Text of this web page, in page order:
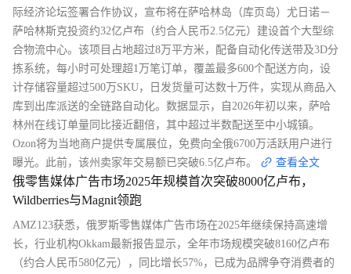
际经济论坛签署合作协议，宣布将在萨哈林岛（库页岛）尤日诺－
萨哈林斯克投资约32亿卢布（约合人民币2.5亿元）建设首个大型综
合物流中心。该项目占地超过8万平方米，配备自动化传送带及3D分
拣系统，每小时可处理超1万笔订单，覆盖最多600个配送方向，设
计存储容量超过500万SKU，日发货量可达数十万件，实现从商品入
库到出库派送的全链路自动化。数据显示，自2026年初以来，萨哈
林州在线订单量同比接近翻倍，其中超过半数配送至中小城镇。
Ozon将为当地商户提供专属展位，免费向全俄6700万活跃用户进行
曝光。此前，该州卖家年交易额已突破6.5亿卢布。
查看全文
俄零售媒体广告市场2025年规模首次突破8000亿卢布，
Wildberries与Magnit领跑
AMZ123获悉，俄罗斯零售媒体广告市场在2025年继续保持高速增
长，行业机构Okkam最新报告显示，全年市场规模突破8160亿卢布
（约合人民币580亿元），同比增长57%，已成为品牌争夺消费者的